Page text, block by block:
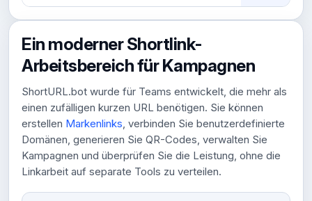
Ein moderner Shortlink-
Arbeitsbereich für Kampagnen
ShortURL.bot wurde für Teams entwickelt, die mehr als
einen zufälligen kurzen URL benötigen. Sie können
erstellen Markenlinks, verbinden Sie benutzerdefinierte
Domänen, generieren Sie QR-Codes, verwalten Sie
Kampagnen und überprüfen Sie die Leistung, ohne die
Linkarbeit auf separate Tools zu verteilen.